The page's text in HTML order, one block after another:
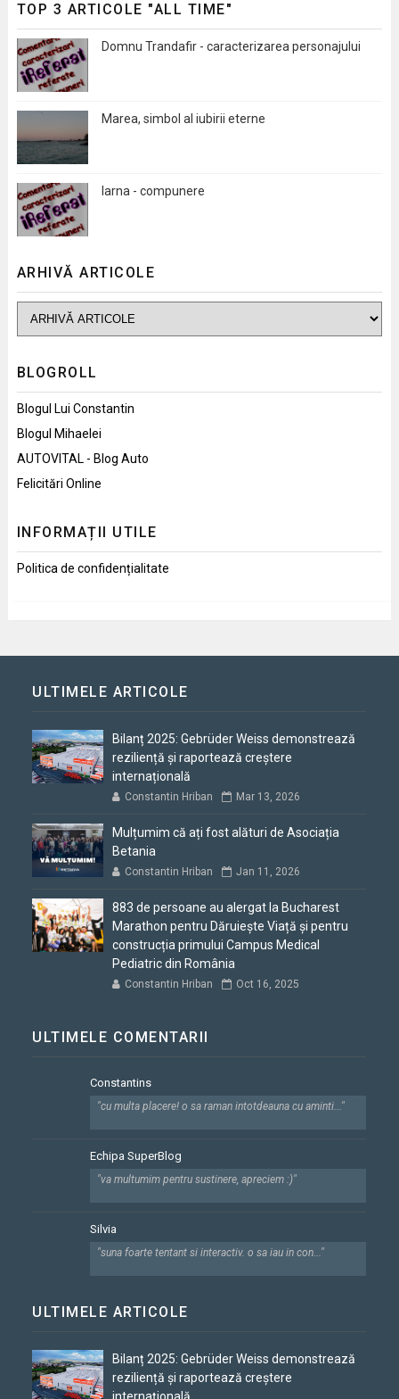
TOP 3 ARTICOLE "ALL TIME"
Domnu Trandafir - caracterizarea personajului
Marea, simbol al iubirii eterne
Iarna - compunere
ARHIVĂ ARTICOLE
BLOGROLL
Blogul Lui Constantin
Blogul Mihaelei
AUTOVITAL - Blog Auto
Felicitări Online
INFORMAȚII UTILE
Politica de confidențialitate
ULTIMELE ARTICOLE
Bilanț 2025: Gebrüder Weiss demonstrează
reziliență și raportează creștere
internațională
Constantin Hriban Mar 13, 2026
Mulțumim că ați fost alături de Asociația
Betania
Constantin Hriban Jan 11, 2026
883 de persoane au alergat la Bucharest
Marathon pentru Dăruiește Viață și pentru
construcția primului Campus Medical
Pediatric din România
Constantin Hriban Oct 16, 2025
ULTIMELE COMENTARII
Constantins
"cu multa placere! o sa raman intotdeauna cu aminti..."
Echipa SuperBlog
"va multumim pentru sustinere, apreciem :)"
Silvia
"suna foarte tentant si interactiv. o sa iau in con..."
ULTIMELE ARTICOLE
Bilanț 2025: Gebrüder Weiss demonstrează
reziliență și raportează creștere